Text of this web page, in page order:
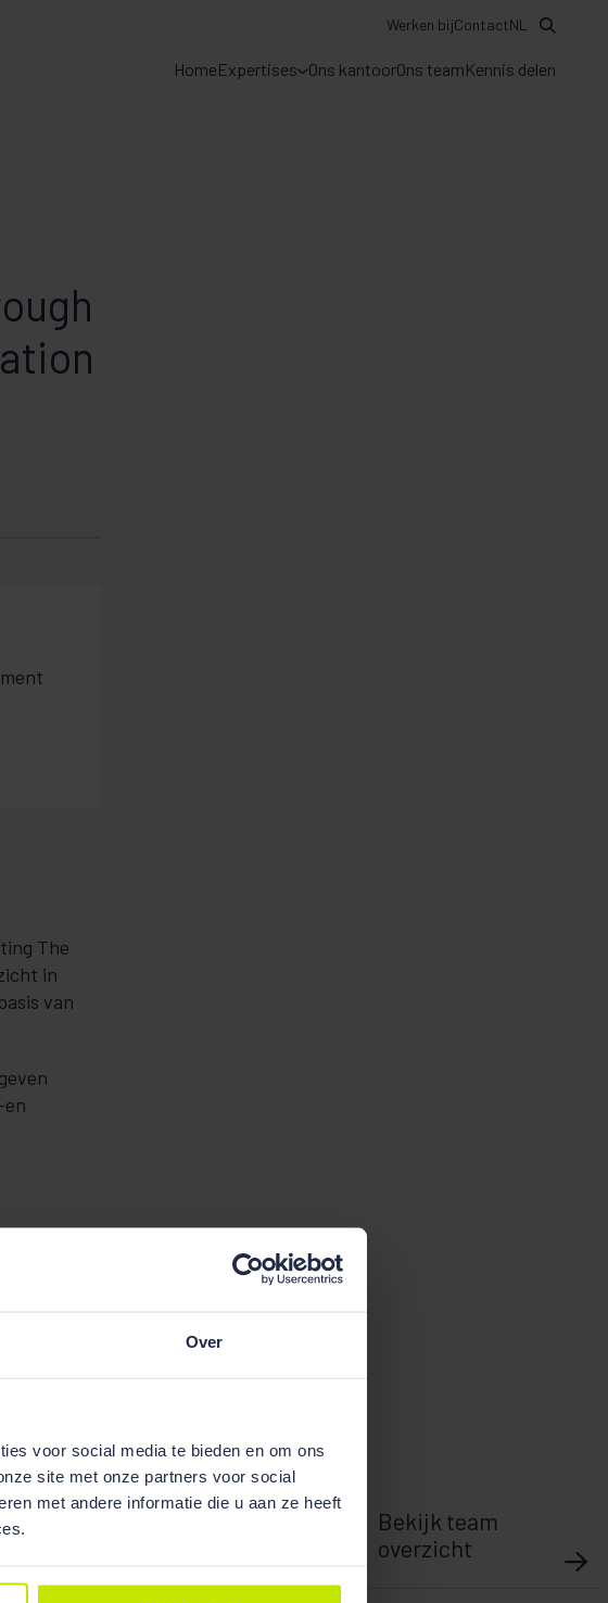
Over
voor social media te bieden en om ons
site met onze partners voor social
met andere informatie die u aan ze heeft
HomeExpertises Ons kantoorOns teamKennis delen
Werken bijContactNL
The
in
van
geven
Bekijk team
overzicht